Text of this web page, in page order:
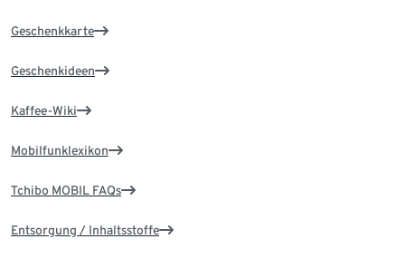
Geschenkkarte
Geschenkideen
Kaffee-Wiki
Mobilfunklexikon
Tchibo MOBIL FAQs
Entsorgung / Inhaltsstoffe